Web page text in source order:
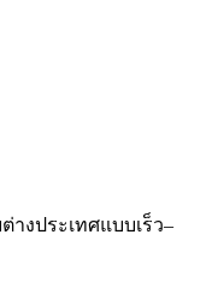
างประเทศแบบเร็ว–